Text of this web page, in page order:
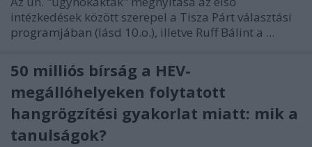
intézkedések között szerepel a Tisza Párt választási
programjában (lásd 10.o.), illetve Ruff Bálint a ...
50 milliós bírság a HÉV-
megállóhelyeken folytatott
hangrögzítési gyakorlat miatt: mik a
tanulságok?